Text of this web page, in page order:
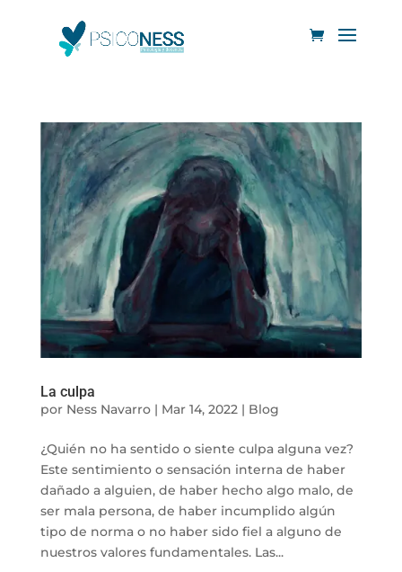
La culpa
por Ness Navarro| Mar 14, 2022| Blog
¿Quién no ha sentido o siente culpa alguna vez?
Este sentimiento o sensación interna de haber
dañado a alguien, de haber hecho algo malo, de
ser mala persona, de haber incumplido algún
tipo de norma o no haber sido fiel a alguno de
nuestros valores fundamentales. Las...